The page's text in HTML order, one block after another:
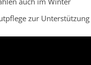
zur